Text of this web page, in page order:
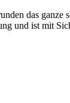
das ganze
und ist mit